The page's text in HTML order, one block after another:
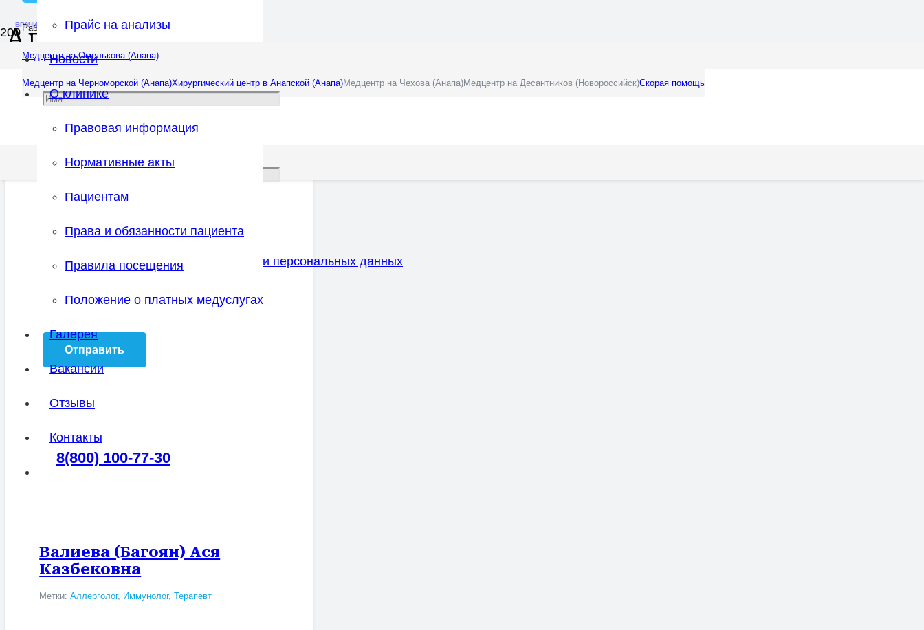
Работаем ежедневно: 08:00 — 20:00
Медцентр на Омелькова (Анапа)
Медцентр на Черноморской (Анапа)Хирургический центр в Анапской (Анапа)Медцентр на Чехова (Анапа)Медцентр на Десантников (Новороссийск)Скорая помощь
Соглашаюсь справилами обработки персональных данных
8(800) 100-77-30
Прайс на анализы
Новости
О клинике
Правовая информация
Нормативные акты
Пациентам
Права и обязанности пациента
Правила посещения
Положение о платных медуслугах
Галерея
Вакансии
Отзывы
Контакты
Аллерголог
ВРАЧИ
Валиева (Багоян) Ася
Казбековна
Метки:Аллерголог, Иммунолог,Терапевт